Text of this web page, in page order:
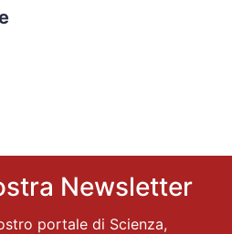
Newsletter
portale di Scienza,